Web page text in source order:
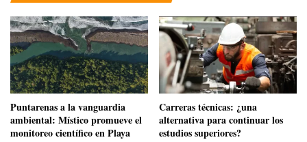
​Puntarenas a la vanguardia
ambiental: Místico promueve el
monitoreo científico en Playa
Carreras técnicas: ¿una
alternativa para continuar los
estudios superiores?